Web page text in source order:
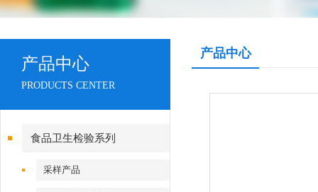
产品中心
PRODUCTS CENTER
食品卫生检验系列
采样产品
产品中心